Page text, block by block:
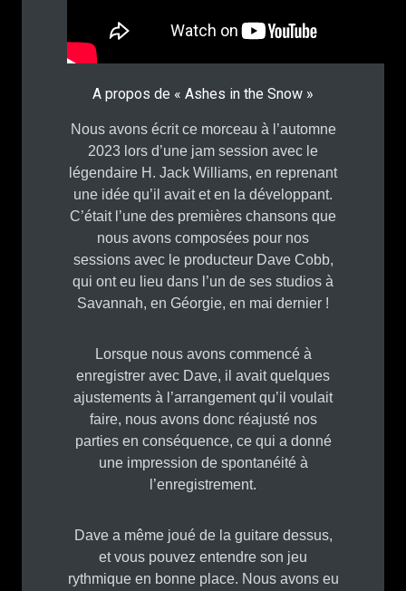
A propos de « Ashes in the Snow »
Nous avons écrit ce morceau à l’automne
2023 lors d’une jam session avec le
légendaire H. Jack Williams, en reprenant
une idée qu’il avait et en la développant.
C’était l’une des premières chansons que
nous avons composées pour nos
sessions avec le producteur Dave Cobb,
qui ont eu lieu dans l’un de ses studios à
Savannah, en Géorgie, en mai dernier !
Lorsque nous avons commencé à
enregistrer avec Dave, il avait quelques
ajustements à l’arrangement qu’il voulait
faire, nous avons donc réajusté nos
parties en conséquence, ce qui a donné
une impression de spontanéité à
l’enregistrement.
Dave a même joué de la guitare dessus,
et vous pouvez entendre son jeu
rythmique en bonne place. Nous avons eu